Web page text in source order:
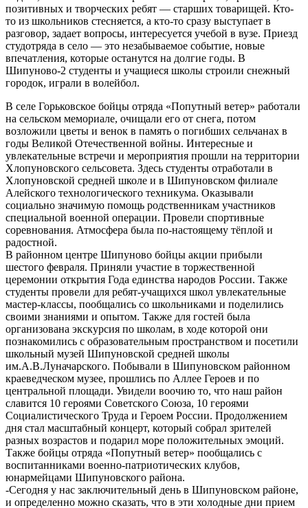
позитивных и творческих ребят — старших товарищей. Кто-
то из школьников стесняется, а кто-то сразу выступает в
разговор, задает вопросы, интересуется учебой в вузе. Приезд
студотряда в село — это незабываемое событие, новые
впечатления, которые останутся на долгие годы. В
Шипуново-2 студенты и учащиеся школы строили снежный
городок, играли в волейбол.
В селе Горьковское бойцы отряда «Попутный ветер» работали
на сельском мемориале, очищали его от снега, потом
возложили цветы и венок в память о погибших сельчанах в
годы Великой Отечественной войны. Интересные и
увлекательные встречи и мероприятия прошли на территории
Хлопуновского сельсовета. Здесь студенты отработали в
Хлопуновской средней школе и в Шипуновском филиале
Алейского технологического техникума. Оказывали
социально значимую помощь родственникам участников
специальной военной операции. Провели спортивные
соревнования. Атмосфера была по-настоящему тёплой и
радостной.
В районном центре Шипуново бойцы акции прибыли
шестого февраля. Приняли участие в торжественной
церемонии открытия Года единства народов России. Также
студенты провели для ребят-учащихся школ увлекательные
мастер-классы, пообщались со школьниками и поделились
своими знаниями и опытом. Также для гостей была
организована экскурсия по школам, в ходе которой они
познакомились с образовательным пространством и посетили
школьный музей Шипуновской средней школы
им.А.В.Луначарского. Побывали в Шипуновском районном
краеведческом музее, прошлись по Аллее Героев и по
центральной площади. Увидели воочию то, что наш район
славится 10 героями Советского Союза, 10 героями
Социалистического Труда и Героем России. Продолжением
дня стал масштабный концерт, который собрал зрителей
разных возрастов и подарил море положительных эмоций.
Также бойцы отряда «Попутный ветер» пообщались с
воспитанниками военно-патриотических клубов,
юнармейцами Шипуновского района.
-Сегодня у нас заключительный день в Шипуновском районе,
и определенно можно сказать, что в эти холодные дни прием